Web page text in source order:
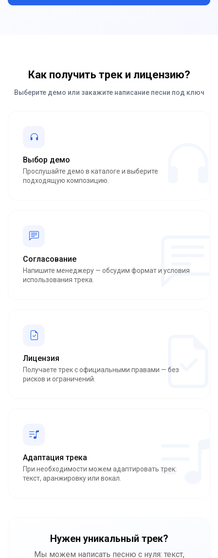
Как получить трек и лицензию?
Выберите демо или закажите написание песни под ключ
Выбор демо
Прослушайте демо в каталоге и выберите
подходящую композицию.
Согласование
Напишите менеджеру — обсудим формат и условия
использования трека.
Лицензия
Получаете трек с официальными правами — без
рисков и ограничений.
Адаптация трека
При необходимости можем адаптировать трек:
текст, аранжировку или вокал.
Нужен уникальный трек?
Мы можем написать песню с нуля: текст,